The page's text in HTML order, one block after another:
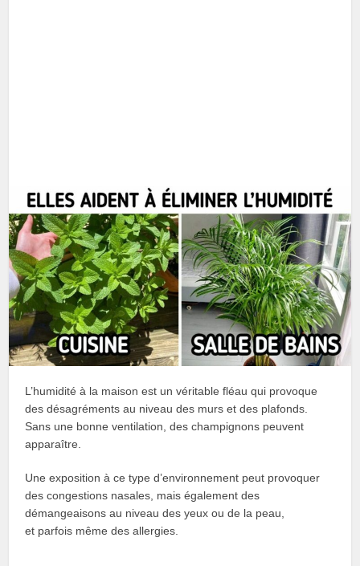
L’humidité à la maison est un véritable fléau qui provoque
des désagréments au niveau des murs et des plafonds.
Sans une bonne ventilation, des champignons peuvent
apparaître.
Une exposition à ce type d’environnement peut provoquer
des congestions nasales, mais également des
démangeaisons au niveau des yeux ou de la peau,
et parfois même des allergies.